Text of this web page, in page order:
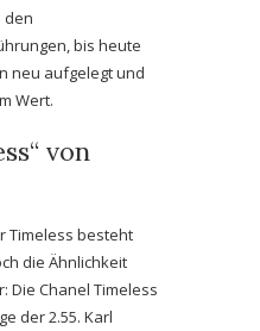
den
bis heute
neu aufgelegt und
Wert.
von
Timeless besteht
die Ähnlichkeit
Die Chanel Timeless
der 2.55. Karl